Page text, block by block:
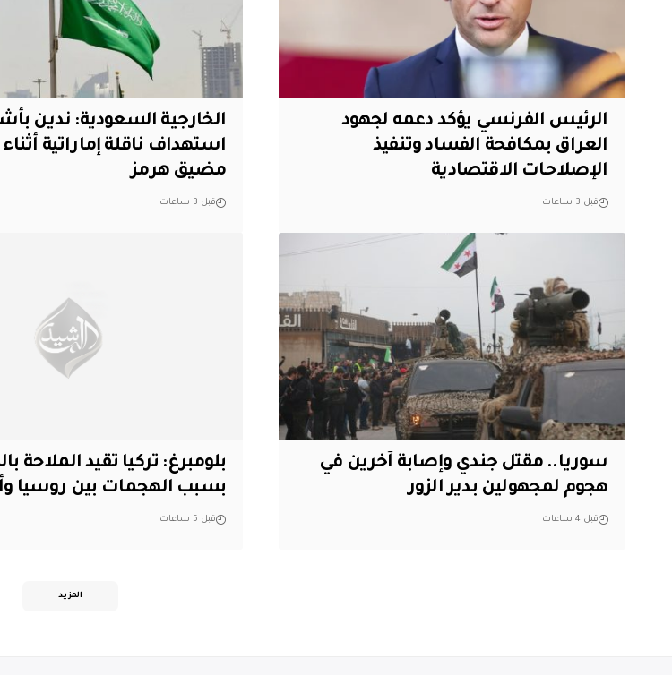
الرئيس الفرنسي يؤكد دعمه لجهود
العراق بمكافحة الفساد وتنفيذ
الإصلاحات الاقتصادية
قبل 3 ساعات
‏الخارجية السعودية: ندين
استهداف ناقلة إماراتية
مضيق هرمز
قبل 3 ساعات
سوريا.. مقتل جندي وإصابة آخرين في
هجوم لمجهولين بدير الزور
قبل 4 ساعات
بلومبرغ: تركيا تقيد الملاحة
بسبب الهجمات بين روسيا
قبل 5 ساعات
المزيد